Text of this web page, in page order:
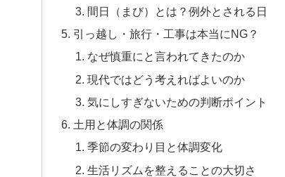
間日（まび）とは？例外とされる日
引っ越し・旅行・工事は本当にNG？
なぜ慎重にと言われてきたのか
現代ではどう考えればよいのか
気にしすぎないための判断ポイント
土用と体調の関係
季節の変わり目と体調変化
生活リズムを整えることの大切さ